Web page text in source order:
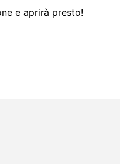
e aprirà presto!